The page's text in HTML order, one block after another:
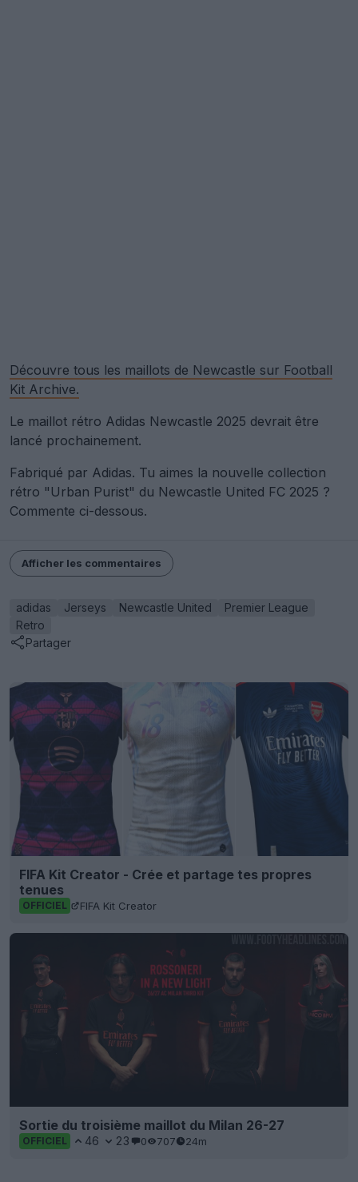
Découvre tous les maillots de Newcastle sur Football
Kit Archive.
Le maillot rétro Adidas Newcastle 2025 devrait être
lancé prochainement.
Fabriqué par Adidas. Tu aimes la nouvelle collection
rétro "Urban Purist" du Newcastle United FC 2025 ?
Commente ci-dessous.
Afficher les commentaires
adidas Jerseys Newcastle United
Premier League
Retro
Partager
FIFA Kit Creator - Crée et partage tes propres
tenues
OFFICIEL FIFA Kit Creator
Sortie du troisième maillot du Milan 26-27
OFFICIEL 46 23 0 707 24m